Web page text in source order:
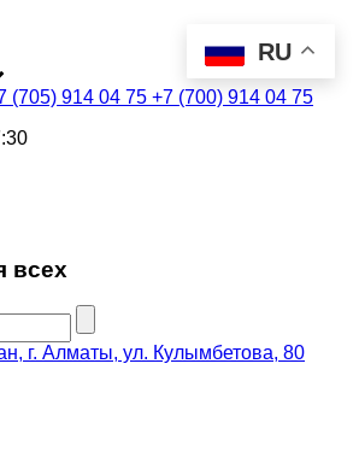
(705) 914 04 75 +7 (700) 914 04 75
всех
г. Алматы, ул. Кулымбетова, 80
RU